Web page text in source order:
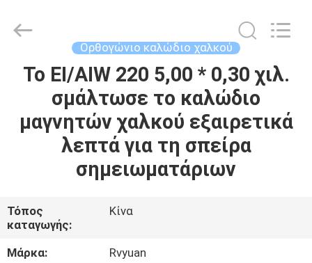
ΣΠΊΤΙ
ΠΡΟΪΌΝΤΑ
ΠΕΡΊΠΟΥ
ΕΜΕΊΣ
Material
Co,.Ltd.
Reserved.
Ορθογώνιο καλώδιο χαλκού
Το EI/AIW 220 5,00 * 0,30 χιλ.
σμάλτωσε το καλώδιο
μαγνητών χαλκού εξαιρετικά
λεπτά για τη σπείρα
σημειωματάριων
Τόπος
καταγωγής:
Κίνα
Μάρκα:
Rvyuan